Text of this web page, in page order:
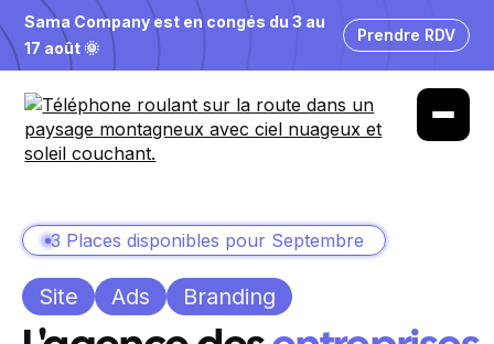
Sama Company est en congés du 3 au
17 août 🌞
Prendre RDV
3 Places disponibles pour Septembre
Site Ads Branding